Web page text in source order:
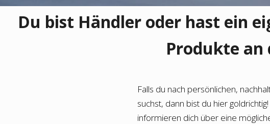
Du bist Händler oder hast ein
Produkte
Falls du nach persönlichen,
suchst, dann bist du hier
informieren dich über eine